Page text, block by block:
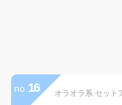
no. 16